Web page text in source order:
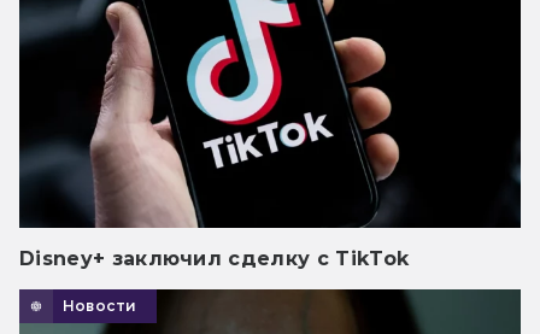
Disney+ заключил сделку с TikTok
Новости